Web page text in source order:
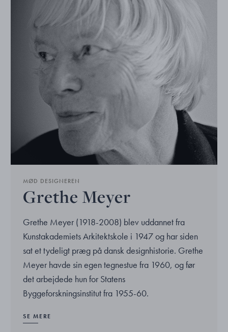
MØD DESIGNEREN
Grethe Meyer
Grethe Meyer (1918-2008) blev uddannet fra
Kunstakademiets Arkitektskole i 1947 og har siden
sat et tydeligt præg på dansk designhistorie. Grethe
Meyer havde sin egen tegnestue fra 1960, og før
det arbejdede hun for Statens
Byggeforskningsinstitut fra 1955-60.
SE MERE